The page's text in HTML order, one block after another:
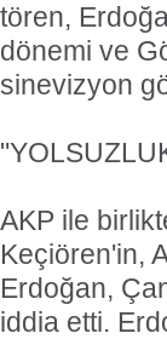
tören,
dönemi ve
sinevizyon
AKP ile
Keçiören'in,
Erdoğan,
iddia etti.